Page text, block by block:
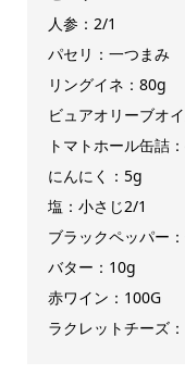
人参：2/1
パセリ：一つまみ
リングイネ：80g
ビュアオリーブオ
トマトホール缶詰
にんにく：5g
塩：小さじ2/1
ブラックペッパー
バター：10g
赤ワイン：100G
ラクレットチーズ